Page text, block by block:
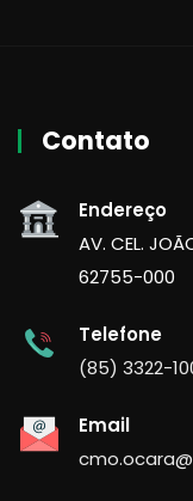
Contato
Endereço
AV. CEL.
62755-000
Telefone
(85) 3322-
Email